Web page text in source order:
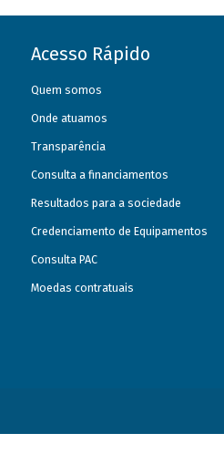
Acesso Rápido
Quem somos
Onde atuamos
Transparência
Consulta a financiamentos
Resultados para a sociedade
Credenciamento de Equipamentos
Consulta PAC
Moedas contratuais